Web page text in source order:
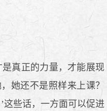
真正的力量，才能展现
她还不是照样来上课？
这些话，一方面可以促进